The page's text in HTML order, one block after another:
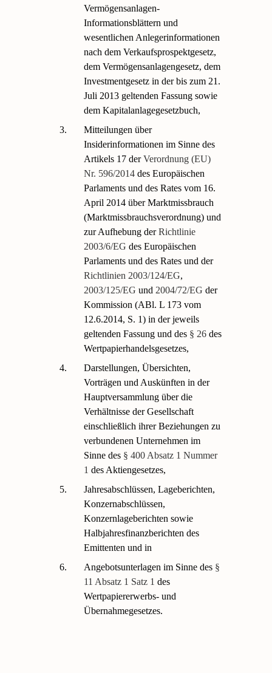
Vermögensanlagen-
Informationsblättern und
wesentlichen Anlegerinformationen
nach dem Verkaufsprospektgesetz,
dem Vermögensanlagengesetz, dem
Investmentgesetz in der bis zum 21.
Juli 2013 geltenden Fassung sowie
dem Kapitalanlagegesetzbuch,
3.
Mitteilungen über
Insiderinformationen im Sinne des
Artikels 17 derVerordnung (EU)
Nr. 596/2014 des Europäischen
Parlaments und des Rates vom 16.
April 2014 über Marktmissbrauch
(Marktmissbrauchsverordnung) und
zur Aufhebung derRichtlinie
2003/6/EG des Europäischen
Parlaments und des Rates und der
Richtlinien 2003/124/EG,
2003/125/EG und 2004/72/EG der
Kommission (ABl. L 173 vom
12.6.2014, S. 1) in der jeweils
geltenden Fassung und des § 26 des
Wertpapierhandelsgesetzes,
4.
Darstellungen, Übersichten,
Vorträgen und Auskünften in der
Hauptversammlung über die
Verhältnisse der Gesellschaft
einschließlich ihrer Beziehungen zu
verbundenen Unternehmen im
Sinne des § 400 Absatz 1 Nummer
1 des Aktiengesetzes,
5.
Jahresabschlüssen, Lageberichten,
Konzernabschlüssen,
Konzernlageberichten sowie
Halbjahresfinanzberichten des
Emittenten und in
6.
Angebotsunterlagen im Sinne des §
11 Absatz 1 Satz 1 des
Wertpapiererwerbs- und
Übernahmegesetzes.